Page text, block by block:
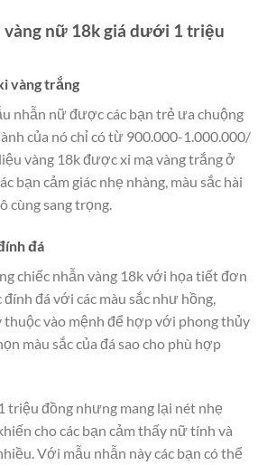
vàng nữ 18k giá dưới 1 triệu
vàng trắng
nhẫn nữ được các bạn trẻ ưa chuộng
của nó chỉ có từ 900.000-1.000.000/
vàng 18k được xi mạ vàng trắng ở
bạn cảm giác nhẹ nhàng, màu sắc hài
cùng sang trọng.
đá
chiếc nhẫn vàng 18k với họa tiết đơn
đá với các màu sắc như hồng,
vào mệnh để hợp với phong thủy
màu sắc của đá sao cho phù hợp
triệu đồng nhưng mang lại nét nhẹ
cho các bạn cảm thấy nữ tính và
Với mẫu nhẫn này các bạn có thể